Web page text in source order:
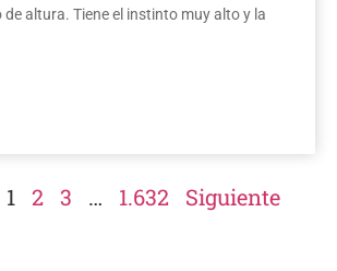
de altura. Tiene el instinto muy alto y la
1 2 3 … 1.632 Siguiente